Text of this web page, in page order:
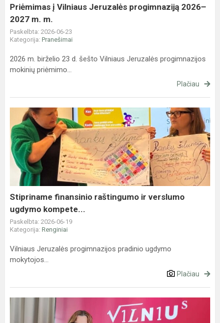
m.
m.
Priėmimas į Vilniaus Jeruzalės progimnaziją 2026–
2027 m. m.
Paskelbta: 2026-06-23
Kategorija: Pranešimai
2026 m. birželio 23 d. šešto Vilniaus Jeruzalės progimnazijos
mokinių priėmimo...
Plačiau
Stipriname
finansinio
raštingumo
ir
verslumo
ugdymo
kompete...
Stipriname finansinio raštingumo ir verslumo
ugdymo kompete...
Paskelbta: 2026-06-19
Kategorija: Renginiai
Vilniaus Jeruzalės progimnazijos pradinio ugdymo
mokytojos...
Plačiau
Projekto